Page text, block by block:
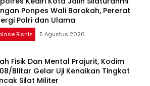
Ponpes Wali Barokah, Pererat
Polri dan Ulama
Bisnis 5 Agustus 2026
Fisik Dan Mental Prajurit, Kodim
Blitar Gelar Uji Kenaikan Tingkat
Silat Militer